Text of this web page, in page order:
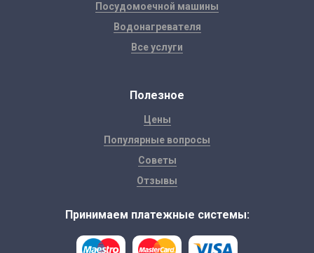
Посудомоечной машины
Водонагревателя
Все услуги
Полезное
Цены
Популярные вопросы
Советы
Отзывы
Принимаем платежные системы: